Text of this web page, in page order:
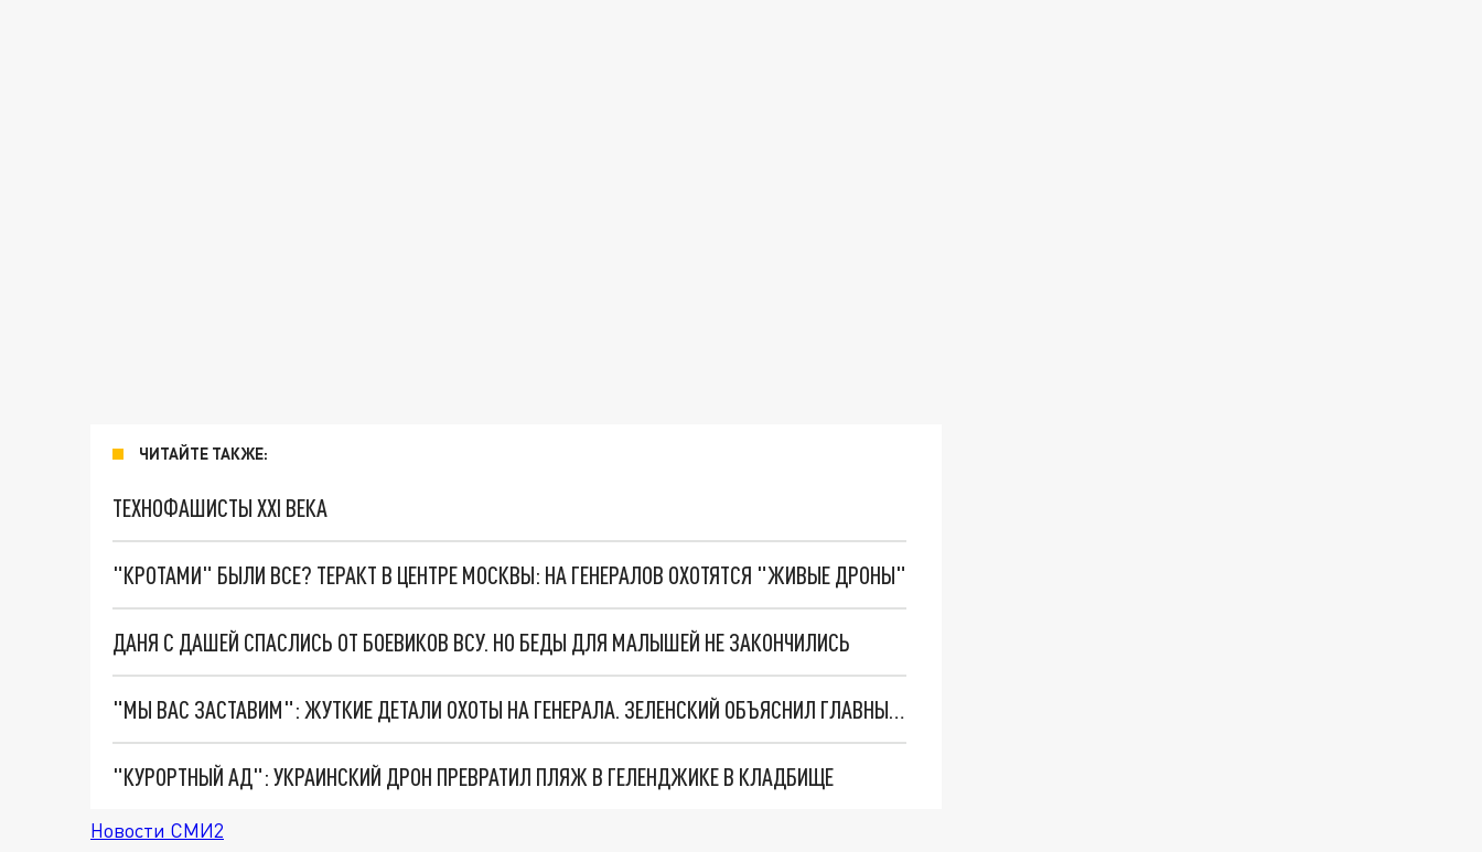
ЧИТАЙТЕ ТАКЖЕ:
ТЕХНОФАШИСТЫ XXI ВЕКА
"КРОТАМИ" БЫЛИ ВСЕ? ТЕРАКТ В ЦЕНТРЕ МОСКВЫ: НА ГЕНЕРАЛОВ ОХОТЯТСЯ "ЖИВЫЕ ДРОНЫ"
ДАНЯ С ДАШЕЙ СПАСЛИСЬ ОТ БОЕВИКОВ ВСУ. НО БЕДЫ ДЛЯ МАЛЫШЕЙ НЕ ЗАКОНЧИЛИСЬ
"МЫ ВАС ЗАСТАВИМ": ЖУТКИЕ ДЕТАЛИ ОХОТЫ НА ГЕНЕРАЛА. ЗЕЛЕНСКИЙ ОБЪЯСНИЛ ГЛАВНЫЙ СМЫСЛ ТЕРАКТА В ЦЕНТРЕ МОСКВЫ
"КУРОРТНЫЙ АД": УКРАИНСКИЙ ДРОН ПРЕВРАТИЛ ПЛЯЖ В ГЕЛЕНДЖИКЕ В КЛАДБИЩЕ
Новости СМИ2